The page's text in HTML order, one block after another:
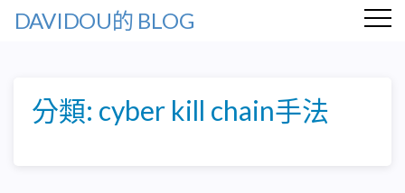
DAVIDOU的 BLOG
分類: cyber kill chain手法